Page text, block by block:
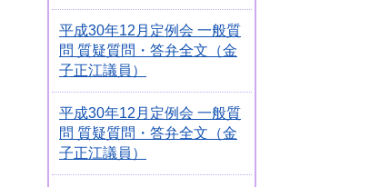
平成30年12月定例会 一般質
問 質疑質問・答弁全文（金
子正江議員）
平成30年12月定例会 一般質
問 質疑質問・答弁全文（金
子正江議員）